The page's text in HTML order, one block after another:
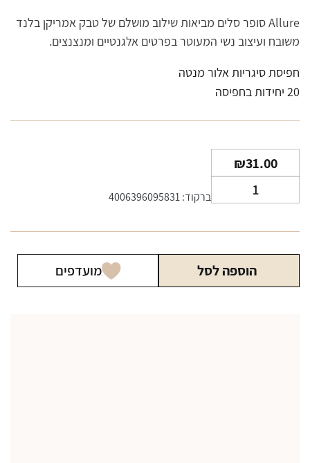
Allure סופר סלים מביאות שילוב מושלם של טבק אמריקן בלנד
משובח ועיצוב נשי המעוטר בפרטים אלגנטיים ומנצנצים.
חפיסת סיגריות אלור מנטה
20 יחידות בחפיסה
₪31.00
של
ברקוד: 4006396095831
הוספה לסל מועדפים